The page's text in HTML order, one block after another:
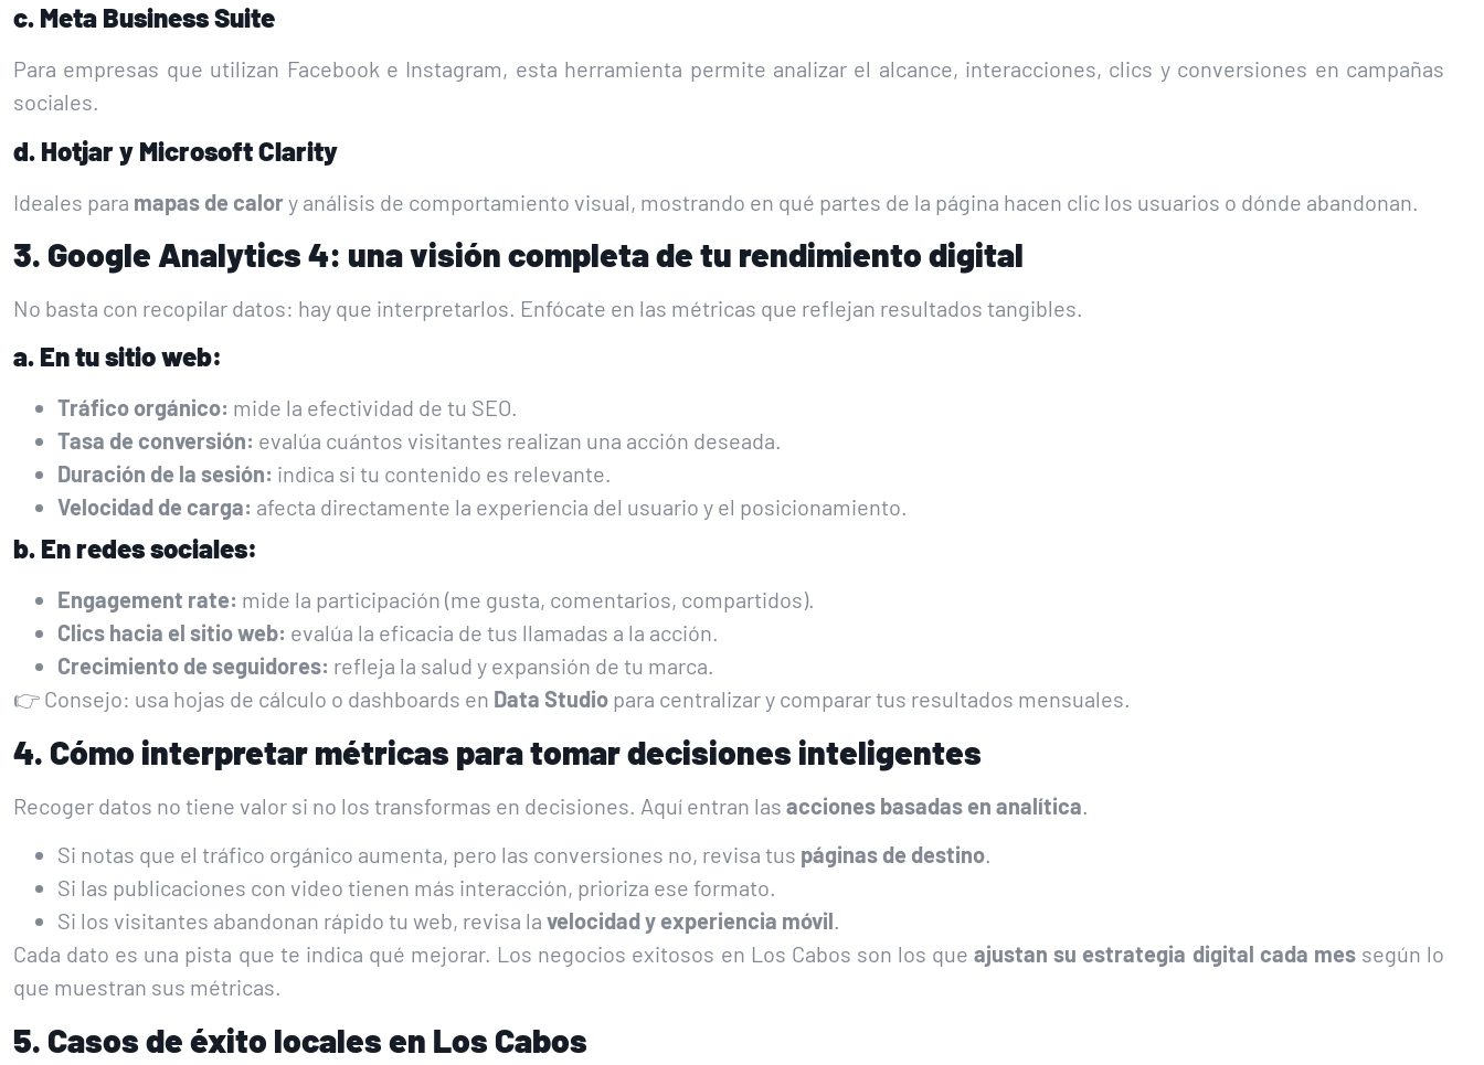
c. Meta Business Suite
Para empresas que utilizan Facebook e Instagram, esta herramienta permite analizar el alcance, interacciones, clics y conversiones en campañas
sociales.
d. Hotjar y Microsoft Clarity
Ideales para mapas de calory análisis de comportamiento visual, mostrando en qué partes de la página hacen clic los usuarios o dónde abandonan.
3. Google Analytics 4: una visión completa de tu rendimiento digital
No basta con recopilar datos: hay que interpretarlos. Enfócate en las métricas que reflejan resultados tangibles.
a. En tu sitio web:
Tráfico orgánico: mide la efectividad de tu SEO.
Tasa de conversión: evalúa cuántos visitantes realizan una acción deseada.
Duración de la sesión: indica si tu contenido es relevante.
Velocidad de carga: afecta directamente la experiencia del usuario y el posicionamiento.
b. En redes sociales:
Engagement rate: mide la participación (me gusta, comentarios, compartidos).
Clics hacia el sitio web: evalúa la eficacia de tus llamadas a la acción.
Crecimiento de seguidores: refleja la salud y expansión de tu marca.
👉 Consejo: usa hojas de cálculo o dashboards en Data Studio para centralizar y comparar tus resultados mensuales.
4. Cómo interpretar métricas para tomar decisiones inteligentes
Recoger datos no tiene valor si no los transformas en decisiones. Aquí entran las acciones basadas en analítica.
Si notas que el tráfico orgánico aumenta, pero las conversiones no, revisa tus páginas de destino.
Si las publicaciones con video tienen más interacción, prioriza ese formato.
Si los visitantes abandonan rápido tu web, revisa la velocidad y experiencia móvil.
Cada dato es una pista que te indica qué mejorar. Los negocios exitosos en Los Cabos son los queajustan su estrategia digital cada messegún lo
que muestran sus métricas.
5. Casos de éxito locales en Los Cabos